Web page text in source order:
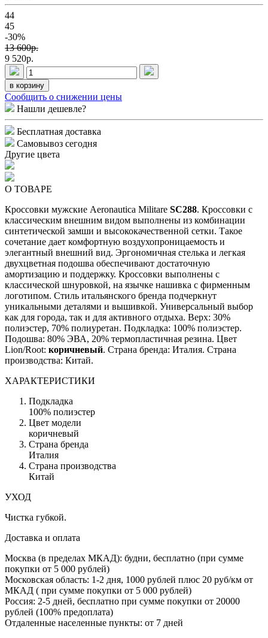
44
45
-30%
13 600p.
9 520p.
в корзину
Сообщить о снижении цены
Нашли дешевле?
Бесплатная доставка
Самовывоз сегодня
Другие цвета
О ТОВАРЕ
Кроссовки мужские Aeronautica Militare SC288. Кроссовки с
классическим внешним видом выполнены из комбинации
синтетической замши и высококачественной сетки. Такое
сочетание дает комфортную воздухопроницаемость и
элегантный внешний вид. Эргономичная стелька и легкая
двухцветная подошва обеспечивают достаточную
амортизацию и поддержку. Кроссовки выполнены с
классической шнуровкой, на язычке нашивка с фирменным
логотипом. Стиль итальянского бренда подчеркнут
уникальными деталями и вышивкой. Универсальный выбор
как для города, так и для активного отдыха. Верх: 30%
полиэстер, 70% полиуретан. Подкладка: 100% полиэстер.
Подошва: 80% ЭВА, 20% термопластичная резина. Цвет
Lion/Root: коричневый. Страна бренда: Италия. Страна
производства: Китай.
ХАРАКТЕРИСТИКИ
Подкладка
100% полиэстер
Цвет модели
коричневый
Страна бренда
Италия
Страна производства
Китай
УХОД
Чистка губкой.
Доставка и оплата
Москва (в пределах МКАД): будни, бесплатно (при сумме
покупки от 5 000 рублей)
Московская область: 1-2 дня, 1000 рублей плюс 20 руб/км от
МКАД ( при сумме покупки от 5 000 рублей)
Россия: 2-5 дней, бесплатно при сумме покупки от 20000
рублей (100% предоплата)
Отдаленные населенные пункты: от 7 дней